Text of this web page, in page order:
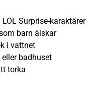
Surprise-karaktärer
barn älskar
i vattnet
badhuset
torka